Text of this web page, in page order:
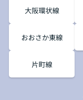
大阪環状線
おおさか東線
片町線